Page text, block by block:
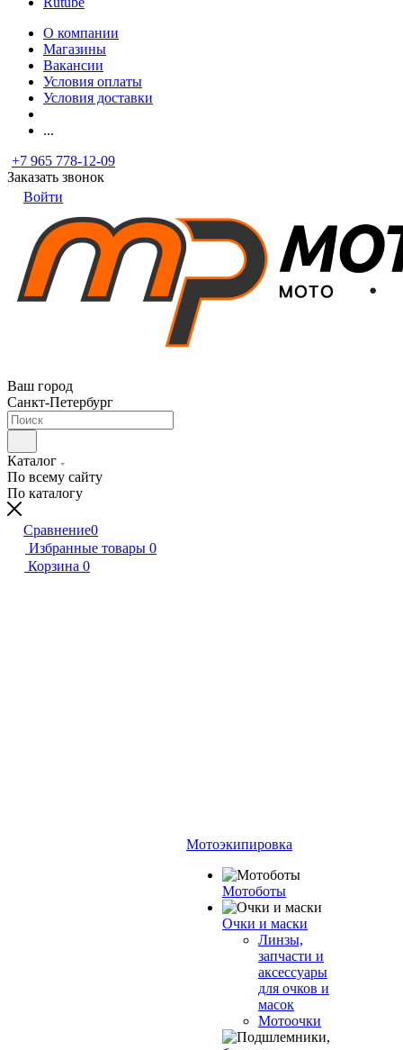
О компании
Магазины
Вакансии
Условия оплаты
Условия доставки
...
+7 965 778-12-09
Заказать звонок
Войти
Ваш город
Санкт-Петербург
Каталог
По всему сайту
По каталогу
Сравнение0
Избранные товары 0
Корзина 0
Мотоэкипировка
Мотоботы
Очки и маски
Линзы,
запчасти и
аксессуары
для очков и
масок
Мотоочки